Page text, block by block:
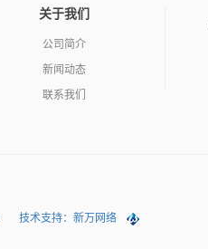
关于我们
公司简介
新闻动态
联系我们
技术支持：新万网络